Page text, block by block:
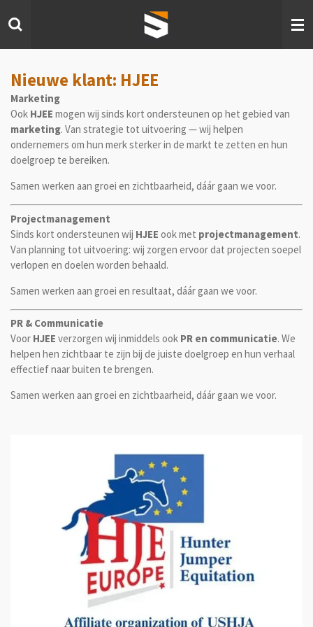
direct
hoofdinhoud
Nieuwe klant: HJEE
Marketing
Ook HJEE mogen wij sinds kort ondersteunen op het gebied van
marketing. Van strategie tot uitvoering — wij helpen
ondernemers om hun merk sterker in de markt te zetten en hun
doelgroep te bereiken.
Samen werken aan groei en zichtbaarheid, dáár gaan we voor.
Projectmanagement
Sinds kort ondersteunen wij HJEE ook met projectmanagement.
Van planning tot uitvoering: wij zorgen ervoor dat projecten soepel
verlopen en doelen worden behaald.
Samen werken aan groei en resultaat, dáár gaan we voor.
PR & Communicatie
Voor HJEE verzorgen wij inmiddels ook PR en communicatie. We
helpen hen zichtbaar te zijn bij de juiste doelgroep en hun verhaal
effectief naar buiten te brengen.
Samen werken aan groei en zichtbaarheid, dáár gaan we voor.